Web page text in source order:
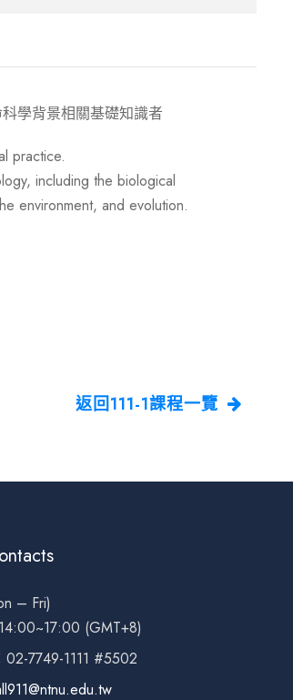
學背景相關基礎知識者
practice.
including the biological
environment, and evolution.
返回111-1課程一覽
– Fri)
(GMT+8)
02-7749-1111 #5502